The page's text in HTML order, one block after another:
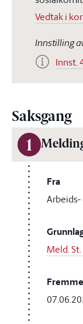
Vedtak i
Innstilling
Innst.
Saksgang
1
Fra
Meld.